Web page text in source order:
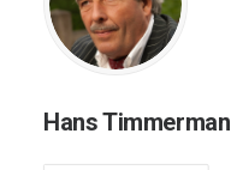
Hans Timmerman